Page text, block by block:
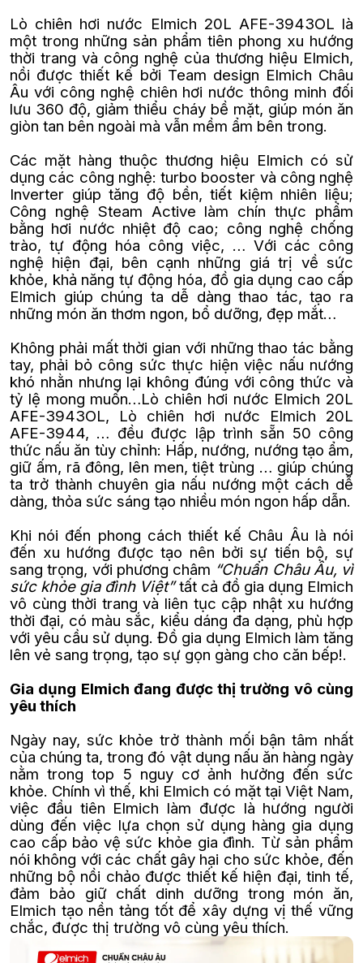
Lò chiên hơi nước Elmich 20L AFE-3943OL là
một trong những sản phẩm tiên phong xu hướng
thời trang và công nghệ của thương hiệu Elmich,
nồi được thiết kế bởi Team design Elmich Châu
Âu với công nghệ chiên hơi nước thông minh đối
lưu 360 độ, giảm thiểu cháy bề mặt, giúp món ăn
giòn tan bên ngoài mà vẫn mềm ẩm bên trong.
Các mặt hàng thuộc thương hiệu Elmich có sử
dụng các công nghệ: turbo booster và công nghệ
Inverter giúp tăng độ bền, tiết kiệm nhiên liệu;
Công nghệ Steam Active làm chín thực phẩm
bằng hơi nước nhiệt độ cao; công nghệ chống
trào, tự động hóa công việc, … Với các công
nghệ hiện đại, bên cạnh những giá trị về sức
khỏe, khả năng tự động hóa, đồ gia dụng cao cấp
Elmich giúp chúng ta dễ dàng thao tác, tạo ra
những món ăn thơm ngon, bổ dưỡng, đẹp mắt…
Không phải mất thời gian với những thao tác bằng
tay, phải bỏ công sức thực hiện việc nấu nướng
khó nhằn nhưng lại không đúng với công thức và
tỷ lệ mong muốn…Lò chiên hơi nước Elmich 20L
AFE-3943OL, Lò chiên hơi nước Elmich 20L
AFE-3944, … đều được lập trình sẵn 50 công
thức nấu ăn tùy chỉnh: Hấp, nướng, nướng tạo ẩm,
giữ ấm, rã đông, lên men, tiệt trùng … giúp chúng
ta trở thành chuyên gia nấu nướng một cách dễ
dàng, thỏa sức sáng tạo nhiều món ngon hấp dẫn.
Khi nói đến phong cách thiết kế Châu Âu là nói
đến xu hướng được tạo nên bởi sự tiến bộ, sự
sang trọng, với phương châm “Chuẩn Châu Âu, vì
sức khỏe gia đình Việt”tất cả đồ gia dụng Elmich
vô cùng thời trang và liên tục cập nhật xu hướng
thời đại, có màu sắc, kiểu dáng đa dạng, phù hợp
với yêu cầu sử dụng. Đồ gia dụng Elmich làm tăng
lên vẻ sang trọng, tạo sự gọn gàng cho căn bếp!.
Gia dụng Elmich đang được thị trường vô cùng
yêu thích
Ngày nay, sức khỏe trở thành mối bận tâm nhất
của chúng ta, trong đó vật dụng nấu ăn hàng ngày
nằm trong top 5 nguy cơ ảnh hưởng đến sức
khỏe. Chính vì thế, khi Elmich có mặt tại Việt Nam,
việc đầu tiên Elmich làm được là hướng người
dùng đến việc lựa chọn sử dụng hàng gia dụng
cao cấp bảo vệ sức khỏe gia đình. Từ sản phẩm
nói không với các chất gây hại cho sức khỏe, đến
những bộ nồi chảo được thiết kế hiện đại, tinh tế,
đảm bảo giữ chất dinh dưỡng trong món ăn,
Elmich tạo nền tảng tốt để xây dựng vị thế vững
chắc, được thị trường vô cùng yêu thích.